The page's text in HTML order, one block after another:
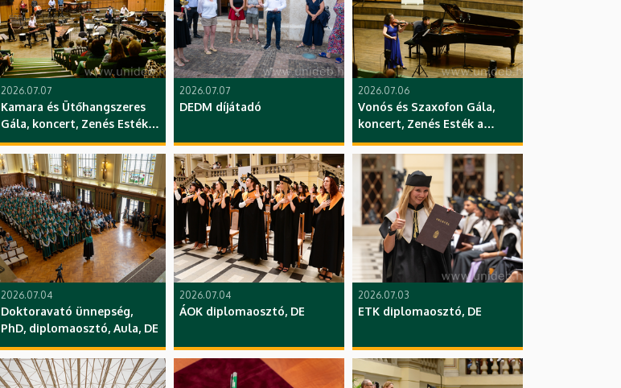
2026.07.07
Kamara és Ütőhangszeres
Gála, koncert, Zenés Esték a
Nagyerdőn
hangversenysorozat, YMSA,
ZK, DE
2026.07.07
DEDM díjátadó
2026.07.06
Vonós és Szaxofon Gála,
koncert, Zenés Esték a
Nagyerdőn
hangversenysorozat, YMSA,
ZK, DE
2026.07.04
Doktoravató ünnepség,
PhD, diplomaosztó, Aula, DE
2026.07.04
ÁOK diplomaosztó, DE
2026.07.03
ETK diplomaosztó, DE